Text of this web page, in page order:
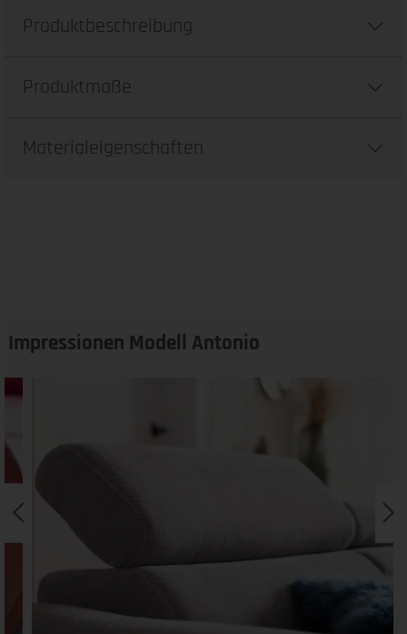
Produktbeschreibung
Produktmaße
Materialeigenschaften
Impressionen Modell Antonio